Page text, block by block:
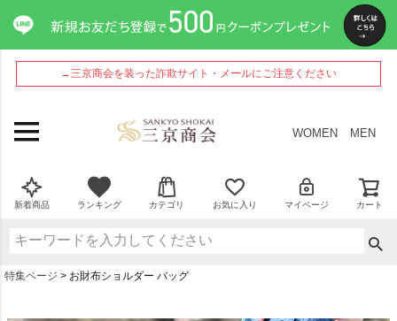
→三京商会を装った詐欺サイト・メールにご注意ください
WOMEN MEN
新着商品 ランキング カテゴリ お気に入り マイページ カート
特集ページ お財布ショルダー バッグ